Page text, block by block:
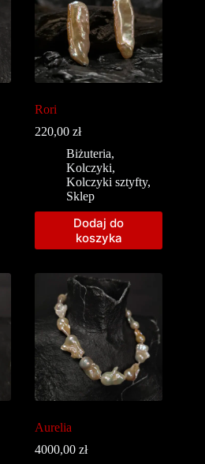
Rori
220,00zł
Biżuteria,
Kolczyki,
Kolczyki sztyfty,
Sklep
Dodaj do
koszyka
Aurelia
4000,00zł